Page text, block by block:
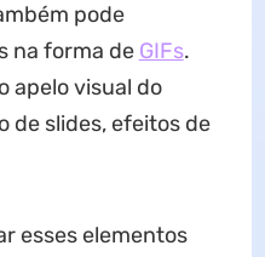
pode
na forma de GIFs.
apelo visual do
de slides, efeitos de
esses elementos